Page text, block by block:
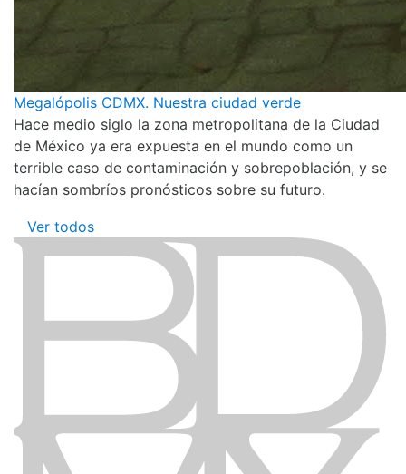
Megalópolis CDMX. Nuestra ciudad verde
Hace medio siglo la zona metropolitana de la Ciudad
de México ya era expuesta en el mundo como un
terrible caso de contaminación y sobrepoblación, y se
hacían sombríos pronósticos sobre su futuro.
Ver todos